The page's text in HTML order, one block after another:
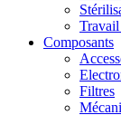
Travail
Composants
Filtres